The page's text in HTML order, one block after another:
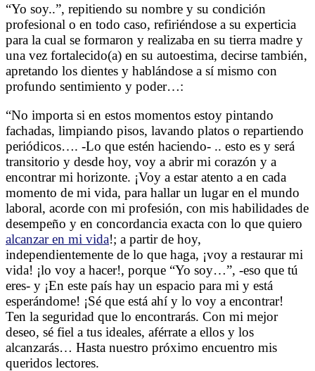
“Yo soy..”, repitiendo su nombre y su condición
profesional o en todo caso, refiriéndose a su experticia
para la cual se formaron y realizaba en su tierra madre y
una vez fortalecido(a) en su autoestima, decirse también,
apretando los dientes y hablándose a sí mismo con
profundo sentimiento y poder…:
“No importa si en estos momentos estoy pintando
fachadas, limpiando pisos, lavando platos o repartiendo
periódicos…. -Lo que estén haciendo- .. esto es y será
transitorio y desde hoy, voy a abrir mi corazón y a
encontrar mi horizonte. ¡Voy a estar atento a en cada
momento de mi vida, para hallar un lugar en el mundo
laboral, acorde con mi profesión, con mis habilidades de
desempeño y en concordancia exacta con lo que quiero
alcanzar en mi vida!; a partir de hoy,
independientemente de lo que haga, ¡voy a restaurar mi
vida! ¡lo voy a hacer!, porque “Yo soy…”, -eso que tú
eres- y ¡En este país hay un espacio para mi y está
esperándome! ¡Sé que está ahí y lo voy a encontrar!
Ten la seguridad que lo encontrarás. Con mi mejor
deseo, sé fiel a tus ideales, aférrate a ellos y los
alcanzarás… Hasta nuestro próximo encuentro mis
queridos lectores.